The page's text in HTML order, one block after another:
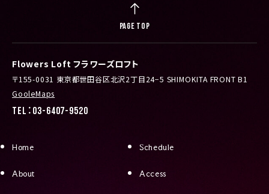
Flowers Loft フラワーズロフト
〒155-0031 東京都世田谷区北沢2丁目24−5 SHIMOKITA FRONT B1
GooleMaps
TEL：03-6407-9520
Home Schedule
About Access
PAGE TOP